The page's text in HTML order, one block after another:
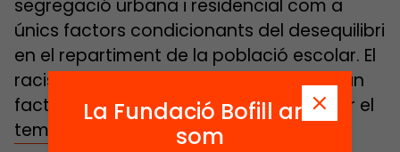
segregació urbana i residencial com a
únics factors condicionants del desequilibri
en el repartiment de la població escolar. El
racisme no era encara acceptat com un
factor estructural i d’anàlisi per abordar el
tema.
La Fundació Bofill ara
som